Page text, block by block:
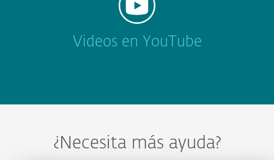
Videos en YouTube
¿Necesita más ayuda?